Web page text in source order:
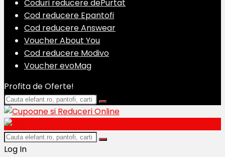
Coduri reducere dePurtat
Cod reducere Epantofi
Cod reducere Answear
Voucher About You
Cod reducere Modivo
Voucher evoMag
Profita de Oferte!
Log In